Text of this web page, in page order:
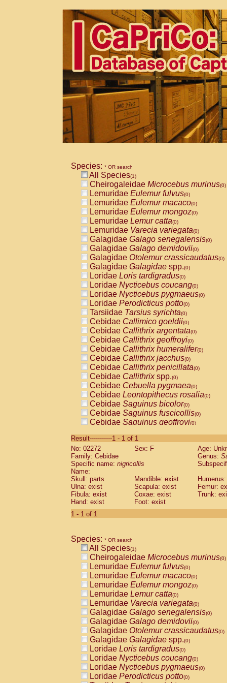
Species: * OR search
All Species(1)
Cheirogaleidae Microcebus murinus(0)
Lemuridae Eulemur fulvus(0)
Lemuridae Eulemur macaco(0)
Lemuridae Eulemur mongoz(0)
Lemuridae Lemur catta(0)
Lemuridae Varecia variegata(0)
Galagidae Galago senegalensis(0)
Galagidae Galago demidovii(0)
Galagidae Otolemur crassicaudatus(0)
Galagidae Galagidae spp.(0)
Loridae Loris tardigradus(0)
Loridae Nycticebus coucang(0)
Loridae Nycticebus pygmaeus(0)
Loridae Perodicticus potto(0)
Tarsiidae Tarsius syrichta(0)
Cebidae Callimico goeldii(0)
Cebidae Callithrix argentata(0)
Cebidae Callithrix geoffroyi(0)
Cebidae Callithrix humeralifer(0)
Cebidae Callithrix jacchus(0)
Cebidae Callithrix penicillata(0)
Cebidae Callithrixspp.(0)
Cebidae Cebuella pygmaea(0)
Cebidae Leontopithecus rosalia(0)
Cebidae Saguinus bicolor(0)
Cebidae Saguinus fuscicollis(0)
Cebidae Saguinus geoffroyi(0)
CebidaeSaguinus labiatus(0)
Cebidae Saguinus leucopus (0)
Cebidae
CebidaeSaguinus mystax
Cebidae Saguinus nigricollis (1)
Cebidae Saguinus oedipus
Cebidae Saguinus weddelli
Cebidae Saguinusspp.
Cebidae
CebidaeCebus capucinus
CebidaeCebus nigrivittatus
CebidaeCebus spp.(0)
CebidaeSaimiri boliviensis(0)
CebidaeSaimiri sciureus(0)
AtelidaeAlouatta caraya(0)
AtelidaeAlouatta fusca(0)
AtelidaeAlouatta seniculus(0)
AtelidaeAlouattaspp.(0)
AtelidaeAteles belzebuth(0)
AtelidaeAteles geoffroyi(0)
AtelidaeAteles paniscus(0)
AtelidaeAtelesspp.(0)
AtelidaeLagothrix lagothricha(0)
AtelidaeLagothrix lagothricha cana
PitheciidaeCacajao calvus
Result-----------1 - 1 of 1
No: 02272
Sex: F
Age:
Family: Cebidae
Genus:
Specific name: nigricollis
Name:
Skull: parts
Mandible: exist
Ulna: exist
Scapula: exist
Femur:
Fibula: exist
Coxae: exist
Trunk:
Hand: exist
Foot: exist
1 - 1 of 1
Species: * OR search
All Species(1)
Cheirogaleidae Microcebus murinus(0)
Lemuridae Eulemur fulvus(0)
Lemuridae Eulemur macaco(0)
Lemuridae Eulemur mongoz(0)
Lemuridae Lemur catta(0)
Lemuridae Varecia variegata(0)
Galagidae Galago senegalensis(0)
Galagidae Galago demidovii(0)
Galagidae Otolemur crassicaudatus(0)
Galagidae Galagidae spp.(0)
Loridae Loris tardigradus(0)
Loridae Nycticebus coucang(0)
Loridae Nycticebus pygmaeus(0)
Loridae Perodicticus potto(0)